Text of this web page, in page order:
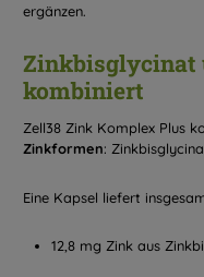
ergänzen.
Zinkbisglycinat
kombiniert
Zell38 Zink Komplex Plus
Zinkformen:
Eine Kapsel liefert
12,8 mg Zink aus